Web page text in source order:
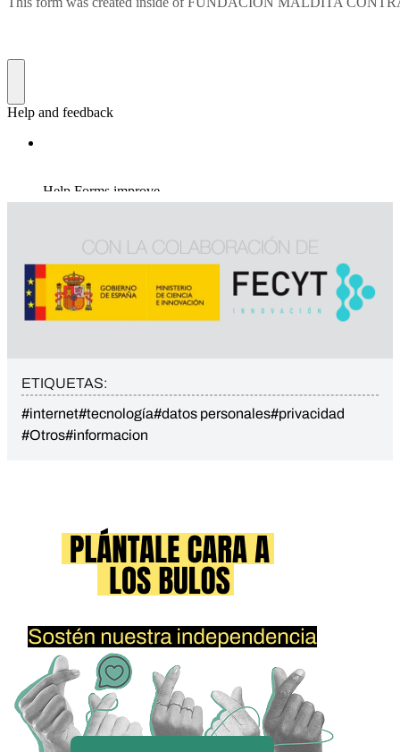
ETIQUETAS:
#internet#tecnología#datos personales#privacidad
#Otros#informacion